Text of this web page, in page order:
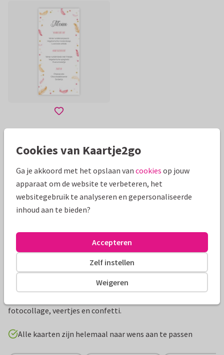
Mooie extra's bij je kaart
fotocollage, veertjes en confetti.
Alle kaarten zijn helemaal naar wens aan te passen
Cookies van Kaartje2go
Ga je akkoord met het opslaan van cookies op jouw
apparaat om de website te verbeteren, het
websitegebruik te analyseren en gepersonaliseerde
inhoud aan te bieden?
Weigeren
Zelf instellen
Accepteren